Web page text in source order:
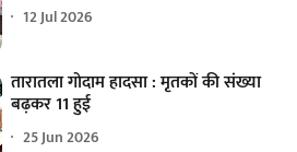
12 Jul 2026
तारातला गोदाम हादसा : मृतकों की संख्या
बढ़कर 11 हुई
25 Jun 2026